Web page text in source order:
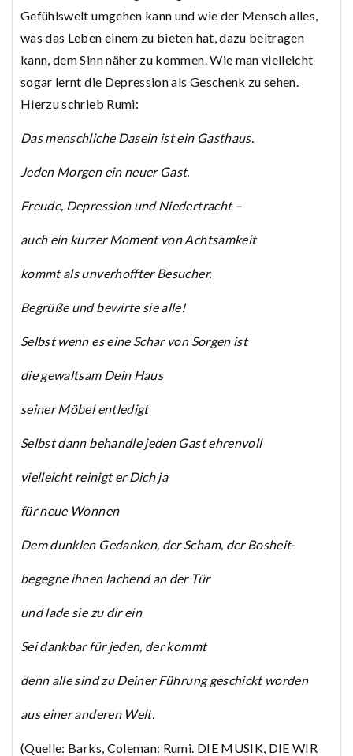
Gefühlswelt umgehen kann und wie der Mensch alles,
was das Leben einem zu bieten hat, dazu beitragen
kann, dem Sinn näher zu kommen. Wie man vielleicht
sogar lernt die Depression als Geschenk zu sehen.
Hierzu schrieb Rumi:
Das menschliche Dasein ist ein Gasthaus.
Jeden Morgen ein neuer Gast.
Freude, Depression und Niedertracht –
auch ein kurzer Moment von Achtsamkeit
kommt als unverhoffter Besucher.
Begrüße und bewirte sie alle!
Selbst wenn es eine Schar von Sorgen ist
die gewaltsam Dein Haus
seiner Möbel entledigt
Selbst dann behandle jeden Gast ehrenvoll
vielleicht reinigt er Dich ja
für neue Wonnen
Dem dunklen Gedanken, der Scham, der Bosheit-
begegne ihnen lachend an der Tür
und lade sie zu dir ein
Sei dankbar für jeden, der kommt
denn alle sind zu Deiner Führung geschickt worden
aus einer anderen Welt.
(Quelle: Barks, Coleman: Rumi. DIE MUSIK, DIE WIR